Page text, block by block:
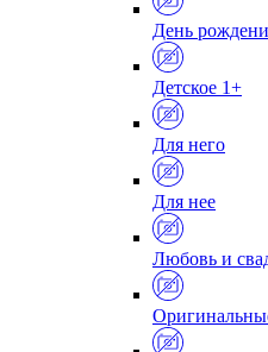
День
Детское 1+
Для него
Для нее
Любовь и